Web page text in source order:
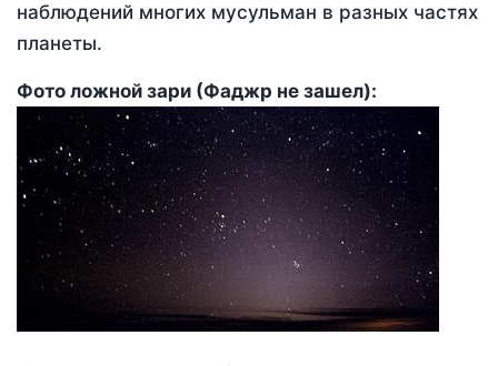
наблюдений многих мусульман в разных частях
планеты.
Фото ложной зари (Фаджр не зашел):